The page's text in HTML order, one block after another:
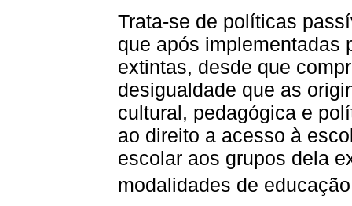
Trata-se de políticas
que após implementadas
extintas, desde que
desigualdade que as
cultural, pedagógica e
ao direito a acesso à
escolar aos grupos dela
modalidades de